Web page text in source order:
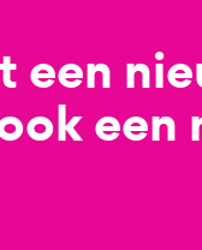
een
een